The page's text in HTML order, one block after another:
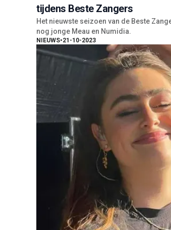
tijdens Beste Zangers
Het nieuwste seizoen van de Beste
nog jonge Meau en Numidia.
NIEUWS•21-10-2023